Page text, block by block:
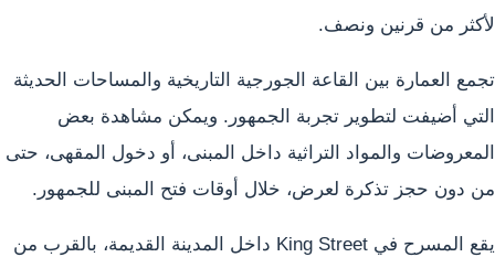
لأكثر من قرنين ونصف.
تجمع العمارة بين القاعة الجورجية التاريخية والمساحات الحديثة
التي أضيفت لتطوير تجربة الجمهور. ويمكن مشاهدة بعض
المعروضات والمواد التراثية داخل المبنى، أو دخول المقهى، حتى
من دون حجز تذكرة لعرض، خلال أوقات فتح المبنى للجمهور.
يقع المسرح في King Street داخل المدينة القديمة، بالقرب من